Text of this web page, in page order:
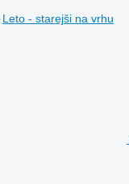
Leto - starejši na vrhu